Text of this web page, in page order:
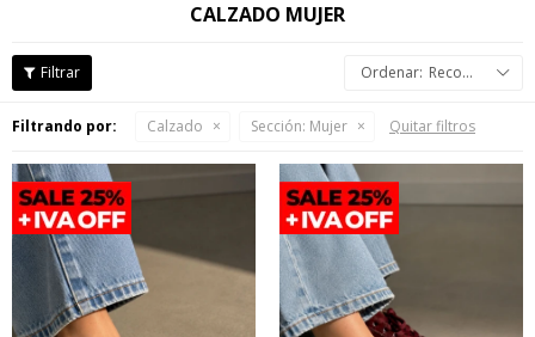
CALZADO MUJER
Recomendados
Filtrando por: Calzado Sección: Mujer Quitar filtros